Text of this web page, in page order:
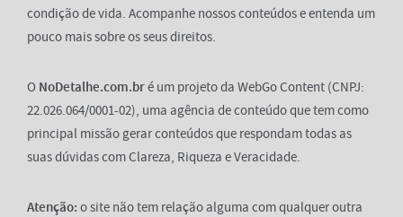
condição de vida. Acompanhe nossos conteúdos e entenda um
pouco mais sobre os seus direitos.
O NoDetalhe.com.bré um projeto da WebGo Content (CNPJ:
22.026.064/0001-02), uma agência de conteúdo que tem como
principal missão gerar conteúdos que respondam todas as
suas dúvidas com Clareza, Riqueza e Veracidade.
Atenção: o site não tem relação alguma com qualquer outra